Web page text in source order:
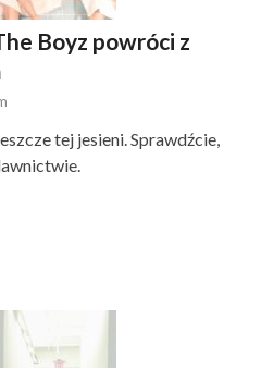
Boyz powróci z
tej jesieni. Sprawdźcie,